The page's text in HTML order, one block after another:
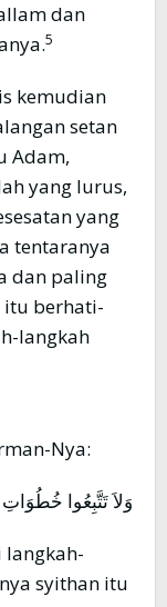
dan
5
kemudian
setan
Adam,
yang lurus,
yang
tentaranya
dan paling
itu berhati-
langkah
Nya:
وَلاَ تَتَّبِعُوا
syithan itu